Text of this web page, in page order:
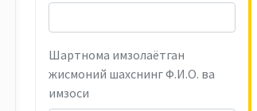
Шартнома имзолаётган
жисмоний шахснинг Ф.И.О. ва
имзоси